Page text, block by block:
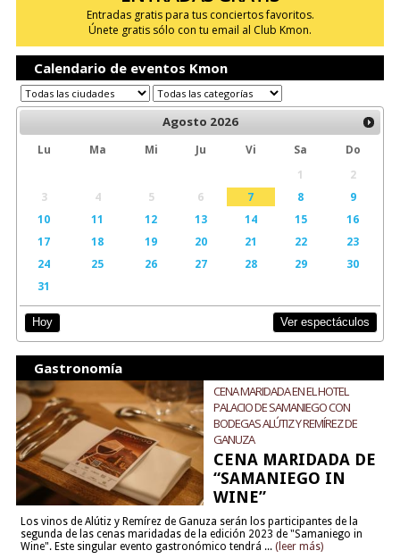
Entradas gratis para tus conciertos favoritos.
Únete gratis sólo con tu email al Club Kmon.
Calendario de eventos Kmon
Agosto 2026
Lu Ma Mi Ju Vi Sa
Do
1
2
3
4 5 6 7 8
9
10
11 12 13 14 15
16
17
18 19 20 21 22
23
24
25 26 27 28 29
30
31
Hoy Ver espectáculos
Gastronomía
CENA MARIDADA EN EL HOTEL
PALACIO DE SAMANIEGO CON
BODEGAS ALÚTIZ Y REMÍREZ DE
GANUZA
CENA MARIDADA DE
“SAMANIEGO IN
WINE”
Los vinos de Alútiz y Remírez de Ganuza serán los participantes de la
segunda de las cenas maridadas de la edición 2023 de "Samaniego in
Wine". Este singular evento gastronómico tendrá ... (leer más)